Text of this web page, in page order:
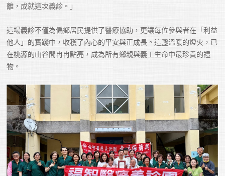
離，成就這次義診。」
這場義診不僅為偏鄉居民提供了醫療協助，更讓每位參與者在「利益
他人」的實踐中，收穫了內心的平安與正成長。這盞溫暖的燈火，已
在桃源的山谷間冉冉點亮，成為所有鄉親與義工生命中最珍貴的禮
物。